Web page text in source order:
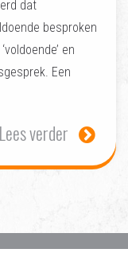
dat
besproken
en
Een
Lees verder